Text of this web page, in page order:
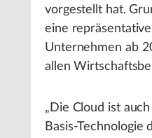
vorgestellt hat.
eine
Unternehmen ab
allen
„Die Cloud ist
Basis-Technologie